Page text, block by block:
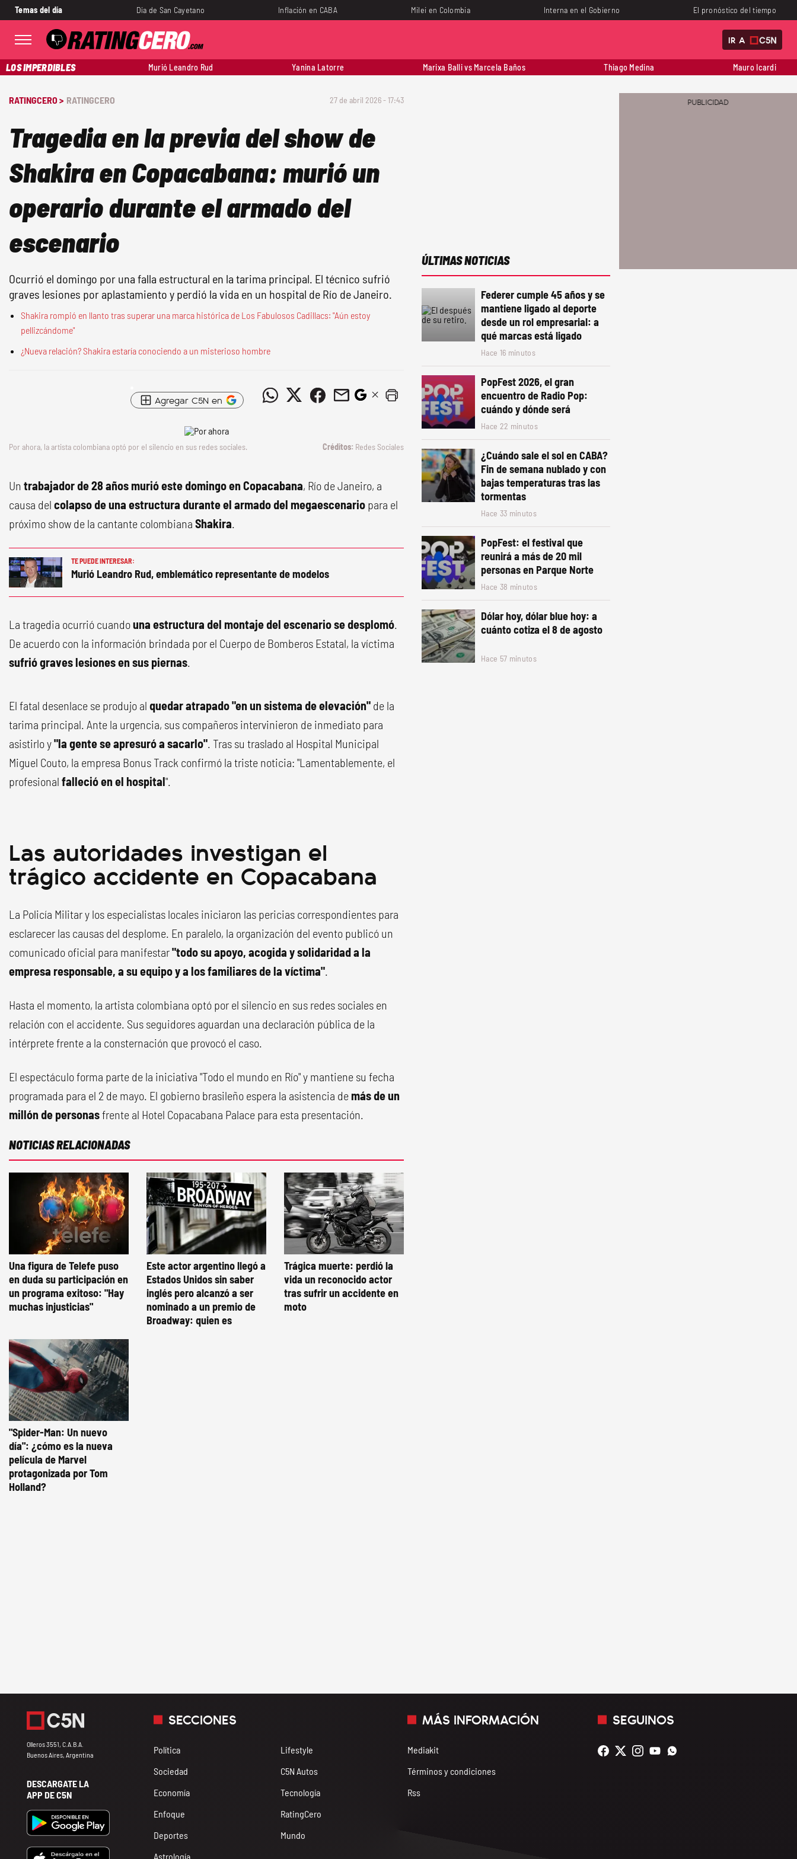
Temas del día Día de San Cayetano Inflación en CABA Milei en Colombia Interna en el Gobierno El pronóstico del tiempo
IR A
LOS IMPERDIBLES Murió Leandro Rud Yanina Latorre Marixa Balli vs Marcela Baños Thiago Medina Mauro Icardi
RATINGCERO > RATINGCERO 27 de abril 2026 - 17:43
Tragedia en la previa del show de
Shakira en Copacabana: murió un
operario durante el armado del
escenario
Ocurrió el domingo por una falla estructural en la tarima principal. El técnico sufrió
graves lesiones por aplastamiento y perdió la vida en un hospital de Río de Janeiro.
Shakira rompió en llanto tras superar una marca histórica de Los Fabulosos Cadillacs: "Aún estoy
pellizcándome"
¿Nueva relación? Shakira estaría conociendo a un misterioso hombre
Agregar C5N en
Por ahora, la artista colombiana optó por el silencio en sus redes sociales. Redes Sociales
Un trabajador de 28 años murió este domingo en Copacabana, Río de Janeiro, a
causa del colapso de una estructura durante el armado del megaescenario para el
próximo show de la cantante colombiana Shakira.
TE PUEDE INTERESAR:
Murió Leandro Rud, emblemático representante de modelos
La tragedia ocurrió cuandouna estructura del montaje del escenario se desplomó.
De acuerdo con la información brindada por el Cuerpo de Bomberos Estatal, la víctima
sufrió graves lesiones en sus piernas.
El fatal desenlace se produjo al quedar atrapado "en un sistema de elevación" de la
tarima principal. Ante la urgencia, sus compañeros intervinieron de inmediato para
asistirlo y"la gente se apresuró a sacarlo". Tras su traslado al Hospital Municipal
Miguel Couto, la empresa Bonus Track confirmó la triste noticia: "Lamentablemente, el
profesional falleció en el hospital".
Las autoridades investigan el
trágico accidente en Copacabana
La Policía Militar y los especialistas locales iniciaron las pericias correspondientes para
esclarecer las causas del desplome. En paralelo, la organización del evento publicó un
comunicado oficial para manifestar"todo su apoyo, acogida y solidaridad a la
empresa responsable, a su equipo y a los familiares de la víctima".
Hasta el momento, la artista colombiana optó por el silencio en sus redes sociales en
relación con el accidente. Sus seguidores aguardan una declaración pública de la
intérprete frente a la consternación que provocó el caso.
El espectáculo forma parte de la iniciativa "Todo el mundo en Río" y mantiene su fecha
programada para el 2 de mayo. El gobierno brasileño espera la asistencia de más de un
millón de personasfrente al Hotel Copacabana Palace para esta presentación.
NOTICIAS RELACIONADAS
Una figura de Telefe puso
en duda su participación en
un programa exitoso: "Hay
muchas injusticias"
Este actor argentino llegó a
Estados Unidos sin saber
inglés pero alcanzó a ser
nominado a un premio de
Broadway: quien es
Trágica muerte: perdió la
vida un reconocido actor
tras sufrir un accidente en
moto
"Spider-Man: Un nuevo
día": ¿cómo es la nueva
película de Marvel
protagonizada por Tom
Holland?
ÚLTIMAS NOTICIAS
Federer cumple 45 años y se
mantiene ligado al deporte
desde un rol empresarial: a
qué marcas está ligado
Hace 16 minutos
PopFest 2026, el gran
encuentro de Radio Pop:
cuándo y dónde será
Hace 22 minutos
¿Cuándo sale el sol en CABA?
Fin de semana nublado y con
bajas temperaturas tras las
tormentas
Hace 33 minutos
PopFest: el festival que
reunirá a más de 20 mil
personas en Parque Norte
Hace 38 minutos
Dólar hoy, dólar blue hoy: a
cuánto cotiza el 8 de agosto
Hace 57 minutos
Olleros 3551, C.A.B.A.
Buenos Aires, Argentina
DESCARGATE LA
APP DE C5N
SECCIONES
Política
Sociedad
Economía
Enfoque
Deportes
Astrología
Lifestyle
C5N Autos
Tecnología
RatingCero
Mundo
MÁS INFORMACIÓN
Mediakit
Términos y condiciones
Rss
SEGUINOS